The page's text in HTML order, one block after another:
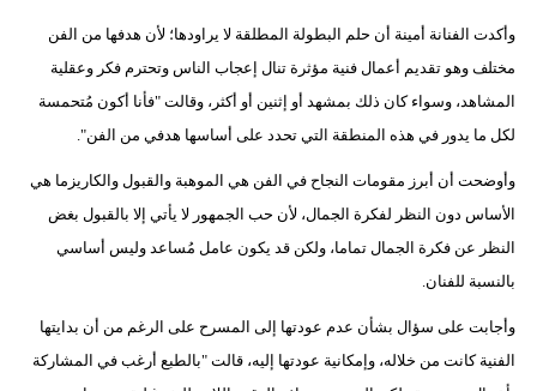
وأكدت الفنانة أمينة أن حلم البطولة المطلقة لا يراودها؛ لأن هدفها من الفن
مختلف وهو تقديم أعمال فنية مؤثرة تنال إعجاب الناس وتحترم فكر وعقلية
المشاهد، وسواء كان ذلك بمشهد أو إثنين أو أكثر، وقالت "فأنا أكون مُتحمسة
لكل ما يدور في هذه المنطقة التي تحدد على أساسها هدفي من الفن".
وأوضحت أن أبرز مقومات النجاح في الفن هي الموهبة والقبول والكاريزما هي
الأساس دون النظر لفكرة الجمال، لأن حب الجمهور لا يأتي إلا بالقبول بغض
النظر عن فكرة الجمال تماما، ولكن قد يكون عامل مُساعد وليس أساسي
بالنسبة للفنان.
وأجابت على سؤال بشأن عدم عودتها إلى المسرح على الرغم من أن بدايتها
الفنية كانت من خلاله، وإمكانية عودتها إليه، قالت "بالطبع أرغب في المشاركة